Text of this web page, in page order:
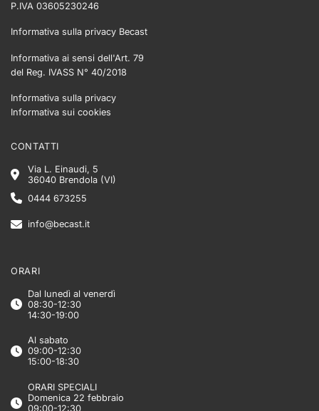
P.IVA 03605230246
Informativa sulla privacy Becast
Informativa ai sensi dell'Art. 79
del Reg. IVASS N° 40/2018
Informativa sulla privacy
Informativa sui cookies
CONTATTI
Via L. Einaudi, 5
36040 Brendola (VI)
0444 673255
info@becast.it
ORARI
Dal lunedì al venerdì
08:30-12:30
14:30-19:00
Al sabato
09:00-12:30
15:00-18:30
ORARI SPECIALI
Domenica 22 febbraio
09:00-12:30